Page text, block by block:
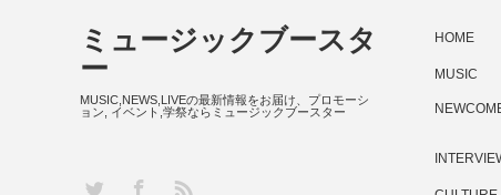
HOME
MUSIC
ミュージックブースタ
ー
MUSIC,NEWS,LIVEの最新情報をお届け、プロモーシ
ョン, イベント,学祭ならミュージックブースター
Twitter Facebook
RSS